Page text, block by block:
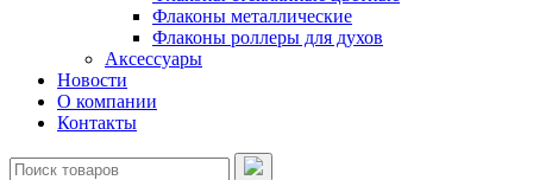
Флаконы металлические
Флаконы роллеры для духов
Аксессуары
Новости
О компании
Контакты